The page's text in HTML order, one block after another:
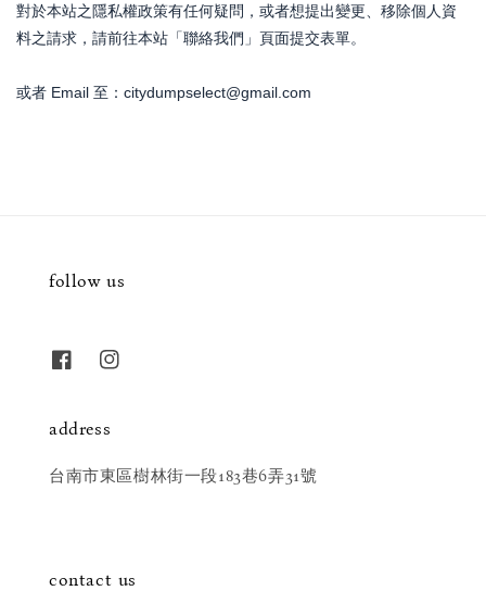
對於本站之隱私權政策有任何疑問，或者想提出變更、移除個人資
料之請求，請前往本站「聯絡我們」頁面提交表單。
或者 Email 至：citydumpselect@gmail.com
follow us
address
台南市東區樹林街一段183巷6弄31號
contact us